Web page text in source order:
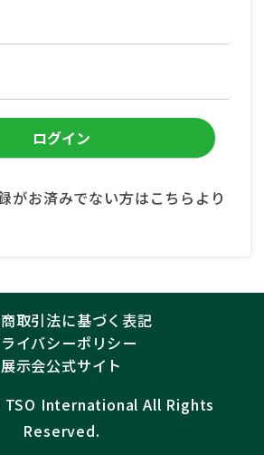
がお済みでない方はこちらより
取引法に基づく表記
イバシーポリシー
展示会公式サイト
TSO International All Rights
Reserved.